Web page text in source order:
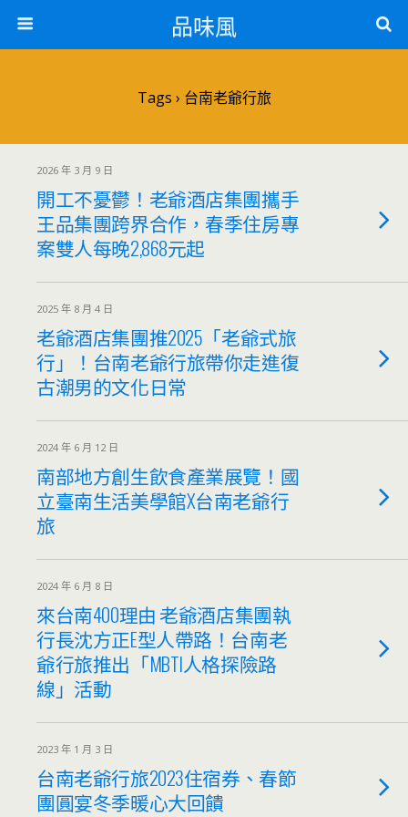
品味風
Tags › 台南老爺行旅
2026 年 3 月 9 日
開工不憂鬱！老爺酒店集團攜手
王品集團跨界合作，春季住房專
案雙人每晚2,868元起
2025 年 8 月 4 日
老爺酒店集團推2025「老爺式旅
行」！台南老爺行旅帶你走進復
古潮男的文化日常
2024 年 6 月 12 日
南部地方創生飲食產業展覽！國
立臺南生活美學館X台南老爺行
旅
2024 年 6 月 8 日
來台南400理由 老爺酒店集團執
行長沈方正E型人帶路！台南老
爺行旅推出「MBTI人格探險路
線」活動
2023 年 1 月 3 日
台南老爺行旅2023住宿券、春節
團圓宴冬季暖心大回饋